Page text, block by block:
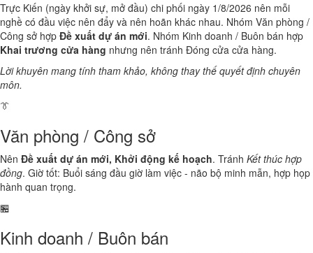
Trực Kiến (ngày khởi sự, mở đầu) chi phối ngày 1/8/2026 nên mỗi
nghề có đầu việc nên đẩy và nên hoãn khác nhau. Nhóm Văn phòng /
Công sở hợp Đề xuất dự án mới. Nhóm Kinh doanh / Buôn bán hợp
Khai trương cửa hàng nhưng nên tránh Đóng cửa cửa hàng.
Lời khuyên mang tính tham khảo, không thay thế quyết định chuyên
môn.
👔
Văn phòng / Công sở
Nên Đề xuất dự án mới, Khởi động kế hoạch. Tránh Kết thúc hợp
đồng. Giờ tốt: Buổi sáng đầu giờ làm việc - não bộ minh mẫn, hợp họp
hành quan trọng.
🏪
Kinh doanh / Buôn bán